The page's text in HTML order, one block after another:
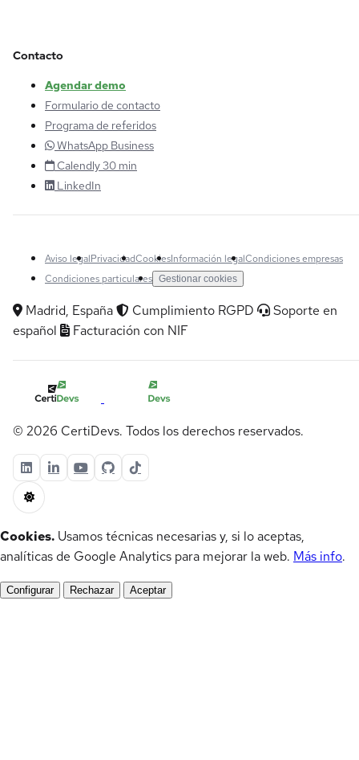
Contacto
Agendar demo
Formulario de contacto
Programa de referidos
WhatsApp Business
Calendly 30 min
LinkedIn
Aviso legalPrivacidadCookiesInformación legalCondiciones empresas
Condiciones particulares Gestionar cookies
Madrid, España Cumplimiento RGPD
Soporte en
español
Facturación con NIF
© 2026 CertiDevs. Todos los derechos reservados.
Cookies. Usamos técnicas necesarias y, si lo aceptas,
analíticas de Google Analytics para mejorar la web. Más info.
Configurar Rechazar Aceptar